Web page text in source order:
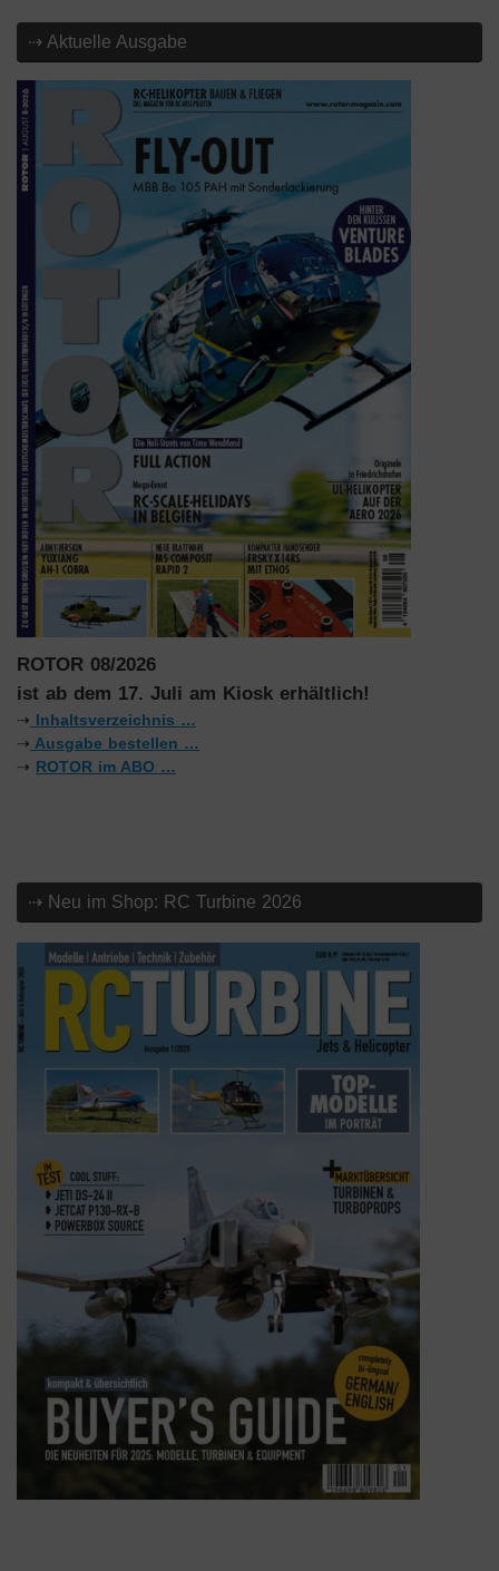
⇢ Aktuelle Ausgabe
ROTOR 08/2026
ist ab dem 17. Juli am Kiosk erhältlich!
⇢ Inhaltsverzeichnis …
⇢ Ausgabe bestellen …
⇢ ROTOR im ABO …
⇢ Neu im Shop: RC Turbine 2026